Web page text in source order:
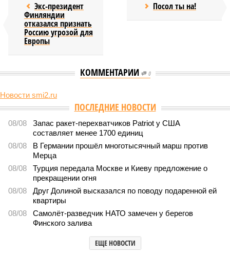
Экс-президент
Финляндии
отказался признать
Россию угрозой для
Европы
Посол ты на!
КОММЕНТАРИИ 0
Новости smi2.ru
В нескольких станциях от уже сданного
«Сказочного леса» пайщики ЖК «Станция Л» продолжают ждать от
компании Capital Group начала реальной достройки
В нескольких станциях от уже сданного «Сказочного
леса» пайщики ЖК «Станция Л» продолжают ждать от
компании Capital Group начала реальной достройки
«Станция ожидания» для дольщиков
В нескольких станциях от уже сданного «Сказочного леса» пайщики ЖК
«Станция Л» продолжают ждать от компании Capital Group начала